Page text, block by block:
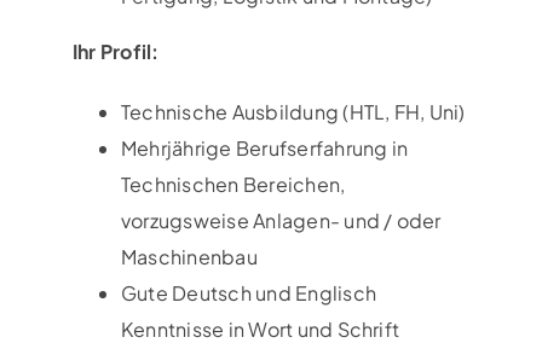
Ihr Profil:
Technische Ausbildung (HTL, FH, Uni)
Mehrjährige Berufserfahrung in
Technischen Bereichen,
vorzugsweise Anlagen- und / oder
Maschinenbau
Gute Deutsch und Englisch
Kenntnisse in Wort und Schrift